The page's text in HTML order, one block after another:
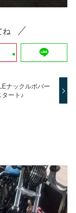
ね
ナックルボバー
タート♪